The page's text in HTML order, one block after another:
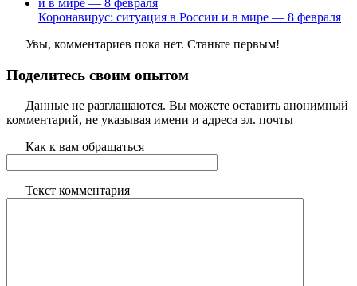
Коронавирус: ситуация в России и в мире — 8 февраля
Увы, комментариев пока нет. Станьте первым!
Поделитесь своим опытом
Данные не разглашаются. Вы можете оставить анонимный
комментарий, не указывая имени и адреса эл. почты
Как к вам обращаться
Текст комментария